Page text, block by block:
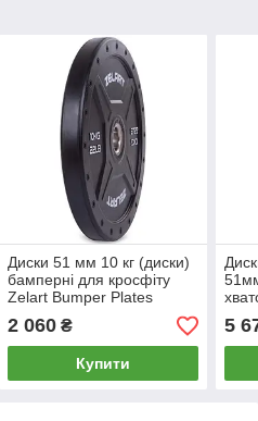
Диски 51 мм 10 кг (диски)
бамперні для кросфіту
Zelart Bumper Plates
2 060₴
Купити
5